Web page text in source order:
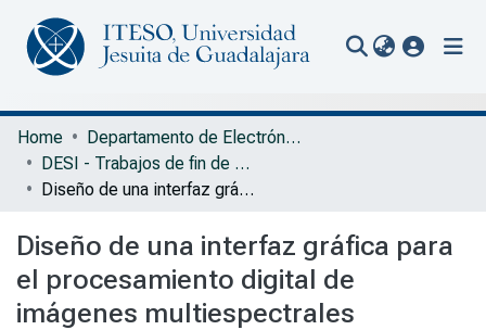
Communities & Collections
All of Repository
Portal Biblioteca
Home
Departamento de Electrónica, Sistemas e Informática
DESI - Trabajos de fin de Maestría en Sistemas Computacionales
Diseño de una interfaz gráfica para el procesamiento digital de imágenes multiespectrales
Diseño de una interfaz gráfica para
el procesamiento digital de
imágenes multiespectrales